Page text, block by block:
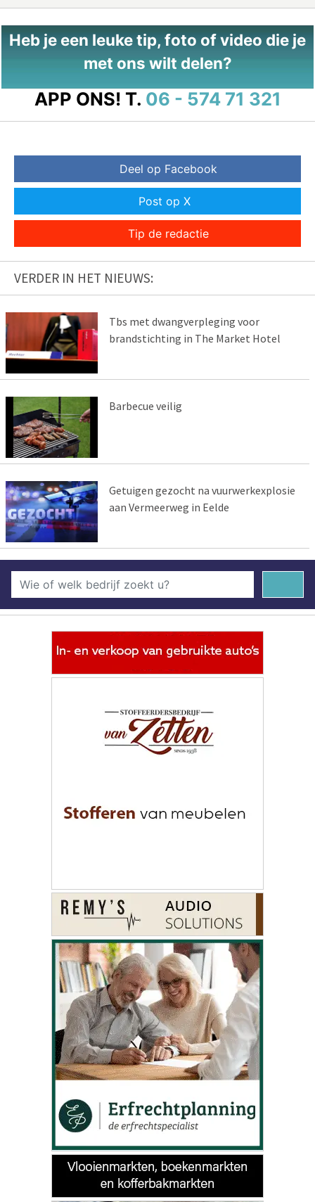
Heb je een leuke tip, foto of video die je
met ons wilt delen?
APP ONS! T. 06 - 574 71 321
Deel op Facebook
Post op X
Tip de redactie
VERDER IN HET NIEUWS:
Tbs met dwangverpleging voor
brandstichting in The Market Hotel
Barbecue veilig
Getuigen gezocht na vuurwerkexplosie
aan Vermeerweg in Eelde